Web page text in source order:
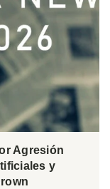
Agresión
y